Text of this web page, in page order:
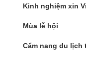
Kinh nghiệm xin
Mùa lễ hội
Cẩm nang du lịch